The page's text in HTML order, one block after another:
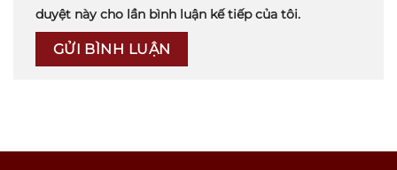
duyệt này cho lần bình luận kế tiếp của tôi.